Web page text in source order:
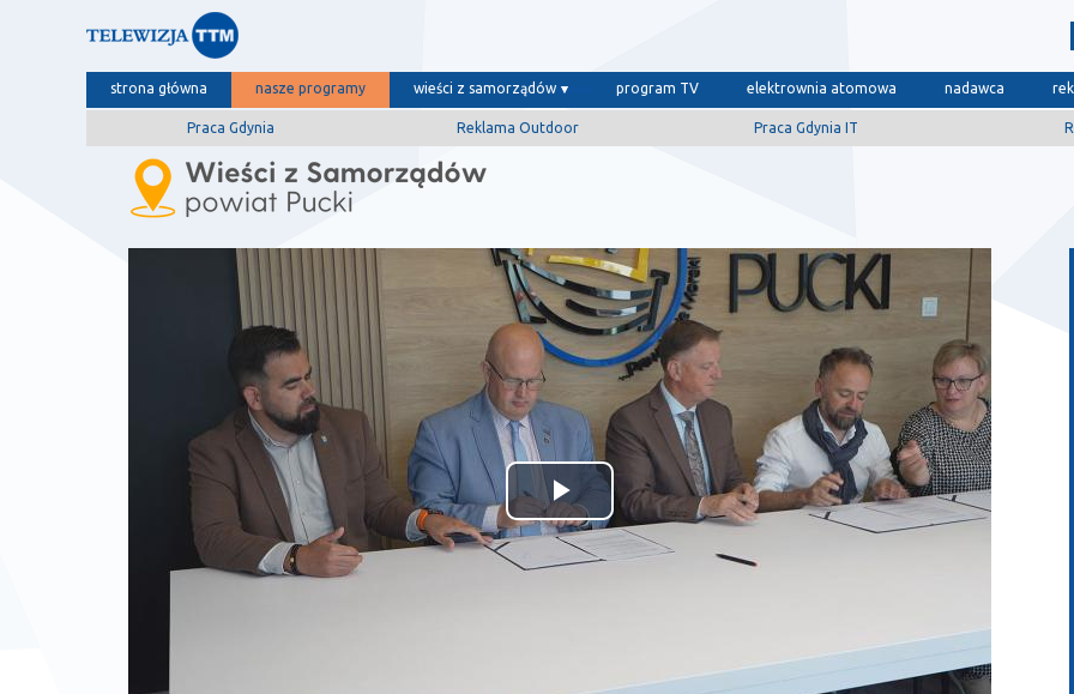
strona główna nasze programy wieści z samorządów program TV elektrownia atomowa nadawca
Praca Gdynia Reklama Outdoor Praca Gdynia IT
Odtwórz
wideo